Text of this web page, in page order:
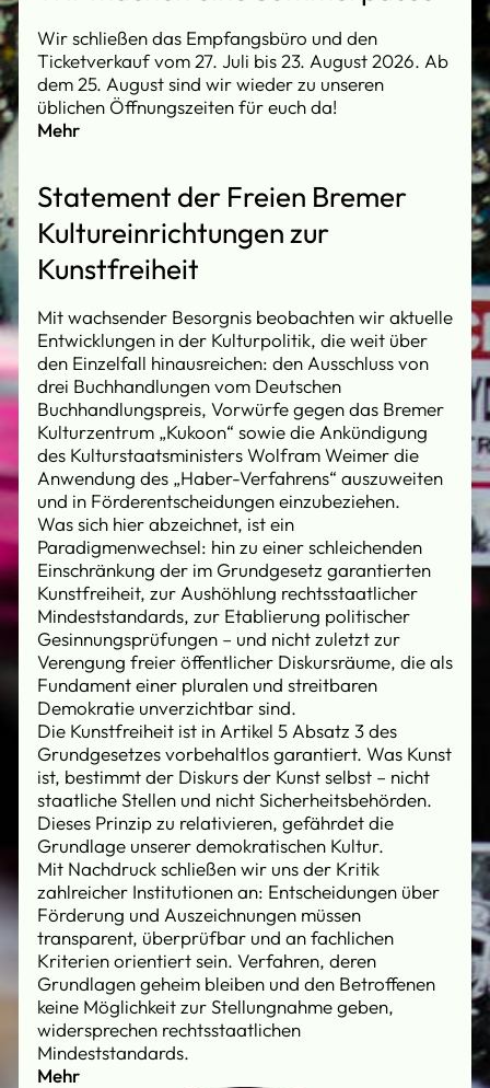
Wir schließen das Empfangsbüro und den
Ticketverkauf vom 27. Juli bis 23. August 2026. Ab
dem 25. August sind wir wieder zu unseren
üblichen Öffnungszeiten für euch da!
Mehr
Statement der Freien Bremer
Kultureinrichtungen zur
Kunstfreiheit
Mit wachsender Besorgnis beobachten wir aktuelle
Entwicklungen in der Kulturpolitik, die weit über
den Einzelfall hinausreichen: den Ausschluss von
drei Buchhandlungen vom Deutschen
Buchhandlungspreis, Vorwürfe gegen das Bremer
Kulturzentrum „Kukoon“ sowie die Ankündigung
des Kulturstaatsministers Wolfram Weimer die
Anwendung des „Haber-Verfahrens“ auszuweiten
und in Förderentscheidungen einzubeziehen.
Was sich hier abzeichnet, ist ein
Paradigmenwechsel: hin zu einer schleichenden
Einschränkung der im Grundgesetz garantierten
Kunstfreiheit, zur Aushöhlung rechtsstaatlicher
Mindeststandards, zur Etablierung politischer
Gesinnungsprüfungen – und nicht zuletzt zur
Verengung freier öffentlicher Diskursräume, die als
Fundament einer pluralen und streitbaren
Demokratie unverzichtbar sind.
Die Kunstfreiheit ist in Artikel 5 Absatz 3 des
Grundgesetzes vorbehaltlos garantiert. Was Kunst
ist, bestimmt der Diskurs der Kunst selbst – nicht
staatliche Stellen und nicht Sicherheitsbehörden.
Dieses Prinzip zu relativieren, gefährdet die
Grundlage unserer demokratischen Kultur.
Mit Nachdruck schließen wir uns der Kritik
zahlreicher Institutionen an: Entscheidungen über
Förderung und Auszeichnungen müssen
transparent, überprüfbar und an fachlichen
Kriterien orientiert sein. Verfahren, deren
Grundlagen geheim bleiben und den Betroffenen
keine Möglichkeit zur Stellungnahme geben,
widersprechen rechtsstaatlichen
Mindeststandards.
Mehr